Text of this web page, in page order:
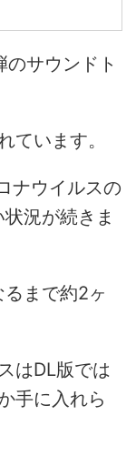
サウンドト
ています。
ナウイルスの
況が続きま
まで約2ヶ
はDL版では
手に入れら